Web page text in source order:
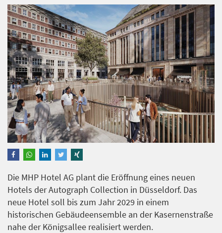
Die MHP Hotel AG plant die Eröffnung eines neuen
Hotels der Autograph Collection in Düsseldorf. Das
neue Hotel soll bis zum Jahr 2029 in einem
historischen Gebäudeensemble an der Kasernenstraße
nahe der Königsallee realisiert werden.